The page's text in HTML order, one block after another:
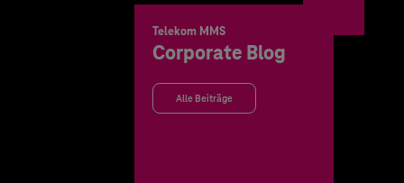
Telekom MMS
Corporate Blog
Alle Beiträge